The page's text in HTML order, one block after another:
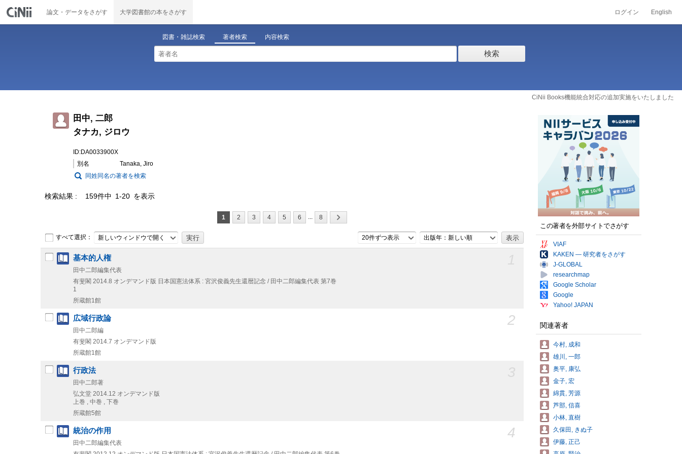
論文・データをさがす 大学図書館の本をさがす ログイン English
図書・雑誌検索 著者検索 内容検索
検索
CiNii Books機能統合対応の追加実施をいたしました
田中, 二郎
タナカ, ジロウ
ID:DA0033900X
別名
Tanaka, Jiro
同姓同名の著者を検索
検索結果 159件中 1-20 を表示
1 2 3 4 5 6 ... 8
すべて選択： 新しいウィンドウで開く 20件ずつ表示 出版年：新しい順
基本的人権
田中二郎編集代表
有斐閣 2014.8 オンデマンド版 日本国憲法体系 : 宮沢俊義先生還暦記念 / 田中二郎編集代表 第7巻
1
所蔵館1館
2
広域行政論
田中二郎編
有斐閣 2014.7 オンデマンド版
所蔵館1館
行政法
田中二郎著
弘文堂 2014.12 オンデマンド版
上巻 , 中巻 , 下巻
所蔵館5館
4
統治の作用
田中二郎編集代表
この著者を外部サイトでさがす
VIAF
KAKEN — 研究者をさがす
J-GLOBAL
researchmap
Google Scholar
Google
Yahoo! JAPAN
関連著者
今村, 成和
雄川, 一郎
奥平, 康弘
金子, 宏
綿貫, 芳源
芦部, 信喜
小林, 直樹
久保田, きぬ子
伊藤, 正己